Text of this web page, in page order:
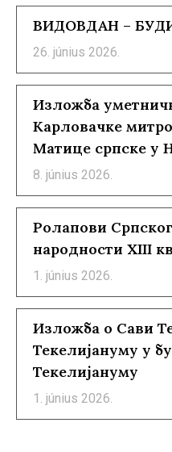
ВИДОВДАН –
26. június 2026.
Изложба
Карловачке
Матице српске у
8. június 2026.
Ролапови
народности XIII
1. június 2026.
Изложба о Сави
Текелијануму у
Текелијануму
1. június 2026.